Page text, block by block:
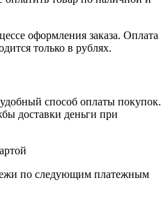
оформления заказа. Оплата
только в рублях.
способ оплаты покупок.
доставки деньги при
по cледующим платежным